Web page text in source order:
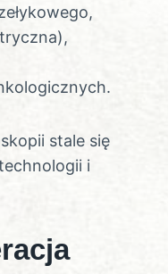
stale się
i